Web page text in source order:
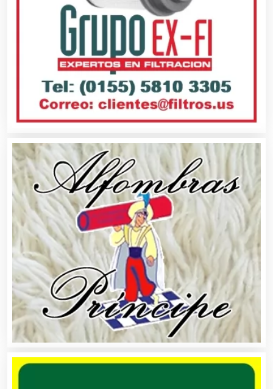
Aseguradoras
Asesores Técnicos
Asesoría Fiscal
Asilos
Asociaciones Civiles
Asociaciones Empresariales
Audio, Sonido e Iluminación
Audios para Eventos